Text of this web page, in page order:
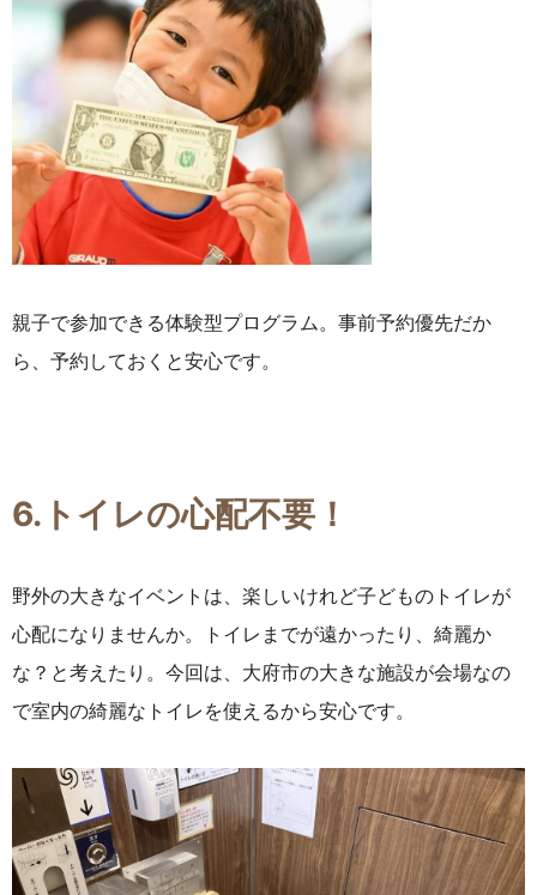
親子で参加できる体験型プログラム。事前予約優先だか
ら、予約しておくと安心です。
6.トイレの心配不要！
野外の大きなイベントは、楽しいけれど子どものトイレが
心配になりませんか。トイレまでが遠かったり、綺麗か
な？と考えたり。今回は、大府市の大きな施設が会場なの
で室内の綺麗なトイレを使えるから安心です。